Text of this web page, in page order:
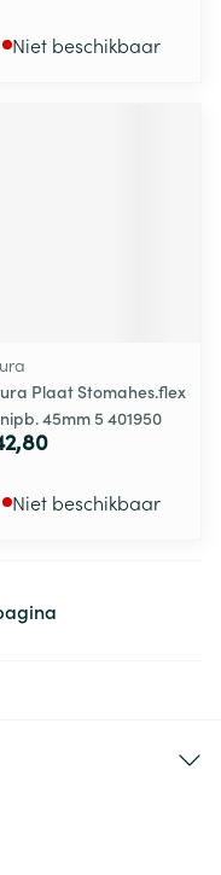
Niet beschikbaar
Plaat Stomahes.flex
45mm 5 401950
Niet beschikbaar